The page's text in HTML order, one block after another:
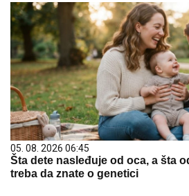
05. 08. 2026 06:45
Šta dete nasleđuje od oca, a šta
treba da znate o genetici